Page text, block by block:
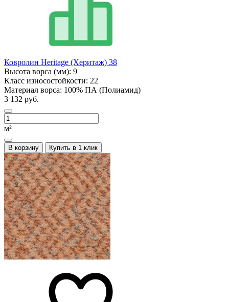
Ковролин Heritage (Херитаж) 38
Высота ворса (мм): 9
Класс износостойкости: 22
Материал ворса: 100% ПА (Полиамид)
3 132 руб.
м²
В корзину Купить в 1 клик